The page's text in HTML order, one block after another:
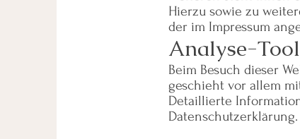
Hierzu sowie zu
der im Impressum
Analyse-
Beim Besuch dieser
geschieht vor allem
Detaillierte
Datenschutzerklärung.